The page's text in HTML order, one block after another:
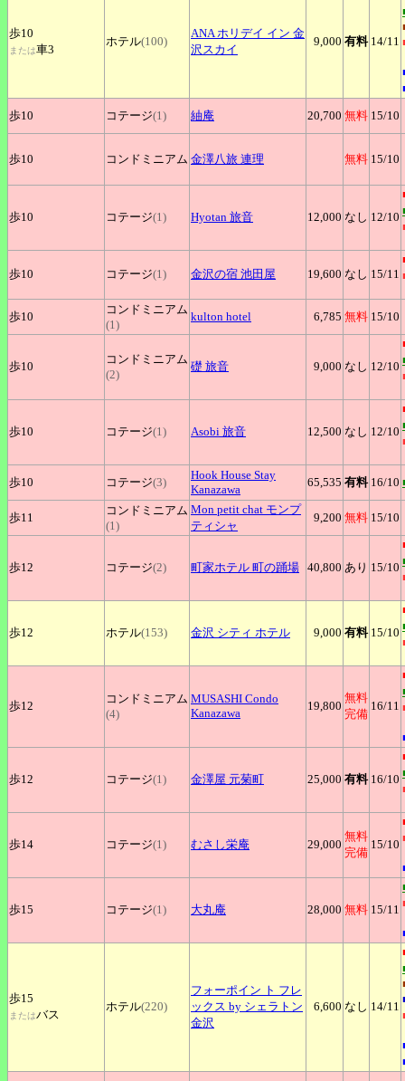
歩10
または車3
ホテル(100)
ANAホリデイ イン 金
沢スカイ
9,000 有料 14/11
歩10
コテージ(1) 紬庵 20,700 無料 15/10
歩10 コンドミニアム 金澤八旅 連理 無料 15/10
歩10 コテージ(1) Hyotan 旅音 12,000 なし 12/10
歩10 コテージ(1) 金沢の宿 池田屋 19,600 なし 15/11
歩10
コンドミニアム
(1)
kulton hotel 6,785 無料 15/10
歩10
コンドミニアム
(2)
礎 旅音 9,000 なし 12/10
歩10 コテージ(1) Asobi 旅音 12,500 なし 12/10
歩10 コテージ(3)
Hook House Stay
Kanazawa
65,535 有料 16/10
歩11
コンドミニアム
(1)
Mon petit chat モンプ
ティシャ
9,200 無料 15/10
歩12 コテージ(2) 町家ホテル 町の踊場 40,800 あり 15/10
歩12 ホテル(153) 金沢 シティ ホテル 9,000 有料 15/10
歩12
コンドミニアム
(4)
MUSASHI Condo
Kanazawa
19,800
無料
完備
16/11
歩12 コテージ(1) 金澤屋 元菊町 25,000 有料 16/10
歩14 コテージ(1) むさし栄庵 29,000
無料
完備
15/10
歩15 コテージ(1) 大丸庵 28,000 無料 15/11
歩15
またはバス
ホテル(220)
フォーポイン ト フレ
ックス by シェラトン
金沢
6,600 なし 14/11